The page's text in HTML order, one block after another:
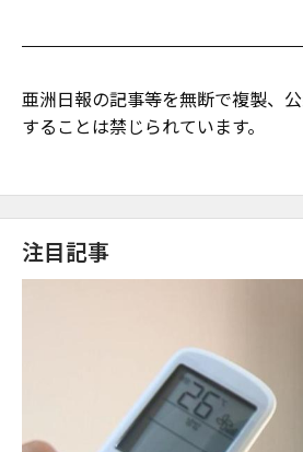
亜洲日報の記事等を無断で複製、
することは禁じられています。
注目記事